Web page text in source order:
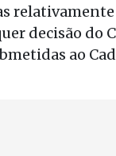
relativamente
decisão do
ao